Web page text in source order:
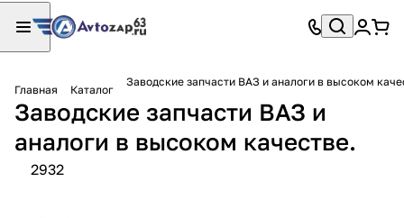
Главная Каталог
Заводские запчасти ВАЗ и аналоги в высоком
Заводские запчасти ВАЗ и
аналоги в высоком качестве.
2932